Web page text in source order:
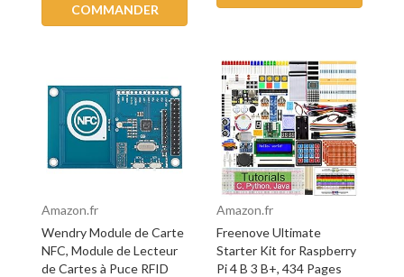
COMMANDER
Amazon.fr
Wendry Module de Carte
NFC, Module de Lecteur
de Cartes à Puce RFID
Amazon.fr
Freenove Ultimate
Starter Kit for Raspberry
Pi 4 B 3 B+, 434 Pages